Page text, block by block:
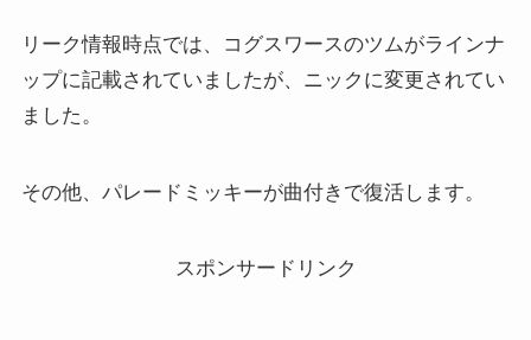
リーク情報時点では、コグスワースのツムがラインナ
ップに記載されていましたが、ニックに変更されてい
ました。
その他、パレードミッキーが曲付きで復活します。
スポンサードリンク